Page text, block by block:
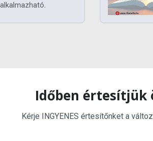
alkalmazható.
Időben értesítjük
Kérje INGYENES értesítőnket a